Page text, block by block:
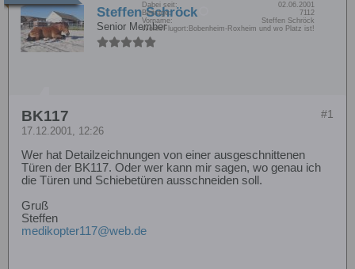
Steffen Schröck
Senior Member
Dabei seit:
02.06.2001
Beiträge:
7112
Vorname:
Steffen Schröck
Wohn/Flugort: Bobenheim-Roxheim und wo Platz ist!
#1
BK117
17.12.2001, 12:26
Wer hat Detailzeichnungen von einer ausgeschnittenen
Türen der BK117. Oder wer kann mir sagen, wo genau ich
die Türen und Schiebetüren ausschneiden soll.
Gruß
Steffen
medikopter117@web.de